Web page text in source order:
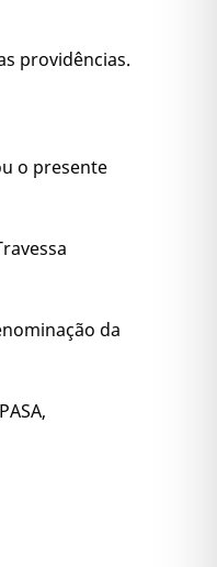
providências.
o presente
da